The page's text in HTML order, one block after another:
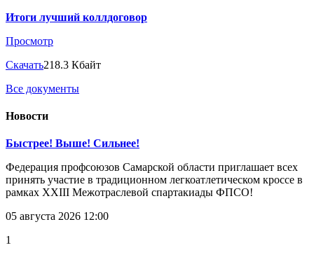
Итоги лучший коллдоговор
Просмотр
Скачать218.3 Кбайт
Все документы
Новости
Быстрее! Выше! Сильнее!
Федерация профсоюзов Самарской области приглашает всех
принять участие в традиционном легкоатлетическом кроссе в
рамках XXIII Межотраслевой спартакиады ФПСО!
05 августа 2026 12:00
1